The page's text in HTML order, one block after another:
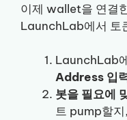
이제 wallet을 연결
LaunchLab에서 토
LaunchLab
Address 입
봇을 필요에
트 pump할